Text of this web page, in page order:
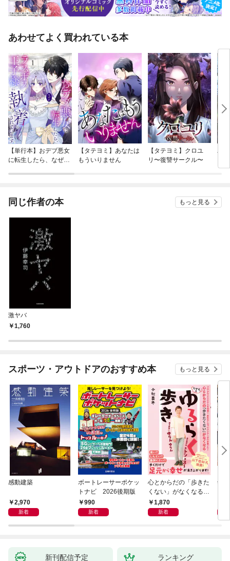
あわせてよく買われている本
【単行本】おデブ悪女
に転生したら、なぜか
【タテヨミ】あなたは
もういりません
【タテヨミ】クロユ
リ〜復讐サークル〜
バ
今
同じ作者の本 もっと見る
激ヤバ
1,760
スポーツ・アウトドアのおすすめ本 もっと見る
感動建築
2,970
新着
ボートレーサーポケッ
トナビ 2026後期版
990
新着
心とからだの「歩きた
くない」がなくなる
らせん流 ゆるらく歩
き
1,870
新着
剣
新刊配信予定 ランキング